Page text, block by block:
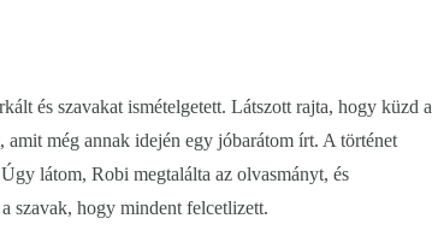
és szavakat ismételgetett. Látszott rajta, hogy küzd a
amit még annak idején egy jóbarátom írt. A történet
látom, Robi megtalálta az olvasmányt, és
szavak, hogy mindent felcetlizett.